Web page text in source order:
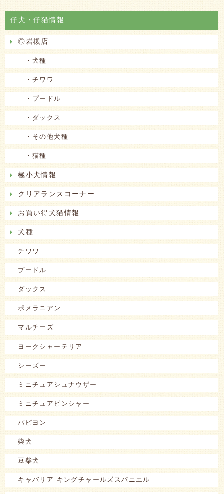
仔犬・仔猫情報
◎岩槻店
・犬種
・チワワ
・プードル
・ダックス
・その他犬種
・猫種
極小犬情報
クリアランスコーナー
お買い得犬猫情報
犬種
チワワ
プードル
ダックス
ポメラニアン
マルチーズ
ヨークシャーテリア
シーズー
ミニチュアシュナウザー
ミニチュアピンシャー
パピヨン
柴犬
豆柴犬
キャバリア キングチャールズスパニエル